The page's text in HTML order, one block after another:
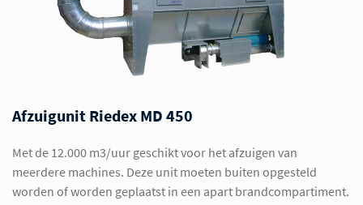
Afzuigunit Riedex MD 450
Met de 12.000 m3/uur geschikt voor het afzuigen van
meerdere machines. Deze unit moeten buiten opgesteld
worden of worden geplaatst in een apart brandcompartiment.